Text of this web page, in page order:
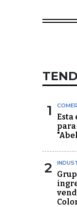
1
Esta
para
2